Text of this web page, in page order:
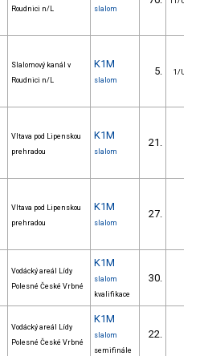
Roudnici n/L slalom
Slalomový kanál v
Roudnici n/L
K1M
slalom
5. 1/U23
Vltava pod Lipenskou
prehradou
K1M
slalom
21.
Vltava pod Lipenskou
prehradou
K1M
slalom
27.
Vodácký areál Lídy
Polesné České Vrbné
K1M
slalom
kvalifikace
30.
Vodácký areál Lídy
Polesné České Vrbné
K1M
slalom
semifinále
22.